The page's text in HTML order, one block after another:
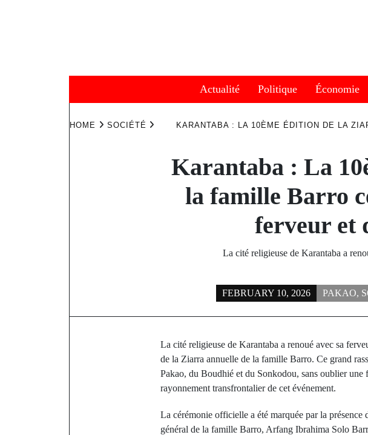
Actualité Politique Économie
HOME SOCIÉTÉ
KARANTABA : LA 10ÈME ÉDITION DE LA
Karantaba : La
la famille Barro
ferveur et
La cité religieuse de Karantaba a
FEBRUARY 10, 2026 PAKAO,
La cité religieuse de Karantaba a renoué avec sa
de la Ziarra annuelle de la famille Barro. Ce grand
Pakao, du Boudhié et du Sonkodou, sans oublier
rayonnement transfrontalier de cet événement.
La cérémonie officielle a été marquée par la
général de la famille Barro, Arfang Ibrahima Solo